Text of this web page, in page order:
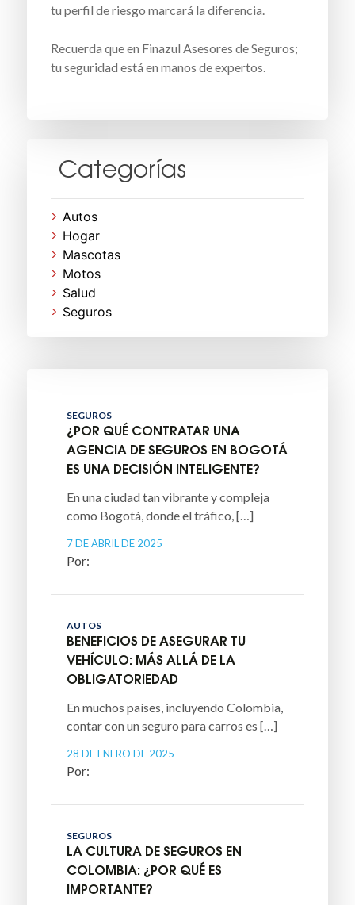
tu perfil de riesgo marcará la diferencia.
Recuerda que en Finazul Asesores de Seguros;
tu seguridad está en manos de expertos.
Categorías
Autos
Hogar
Mascotas
Motos
Salud
Seguros
SEGUROS
¿POR QUÉ CONTRATAR UNA
AGENCIA DE SEGUROS EN BOGOTÁ
ES UNA DECISIÓN INTELIGENTE?
En una ciudad tan vibrante y compleja
como Bogotá, donde el tráfico, […]
7 DE ABRIL DE 2025
AUTOS
BENEFICIOS DE ASEGURAR TU
VEHÍCULO: MÁS ALLÁ DE LA
OBLIGATORIEDAD
En muchos países, incluyendo Colombia,
contar con un seguro para carros es […]
28 DE ENERO DE 2025
SEGUROS
LA CULTURA DE SEGUROS EN
COLOMBIA: ¿POR QUÉ ES
IMPORTANTE?